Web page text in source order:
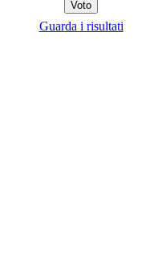
Guarda i risultati